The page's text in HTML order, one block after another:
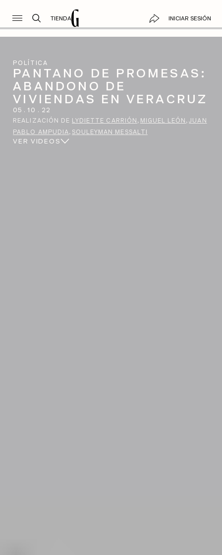
TIENDA INICIAR SESIÓN
POLÍTICA
PANTANO DE PROMESAS:
ABANDONO DE
VIVIENDAS EN VERACRUZ
05 . 10 . 22
REALIZACIÓN DE LYDIETTE CARRIÓN MIGUEL LEÓN JUAN
PABLO AMPUDIA SOULEYMAN MESSALTI
VER VIDEOS